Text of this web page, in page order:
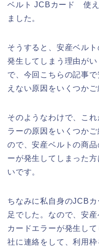
ベルト JCBカード 使え
ました。
そうすると、安産ベル
発生してしまう理由が
で、今回こちらの記事
えない原因をいくつか
そのようなわけで、こ
ラーの原因をいくつか
ので、安産ベルトの商
ーが発生してしまった
いです。
ちなみに私自身のJCB
足でした。なので、安
カードエラーが発生し
社に連絡をして、利用